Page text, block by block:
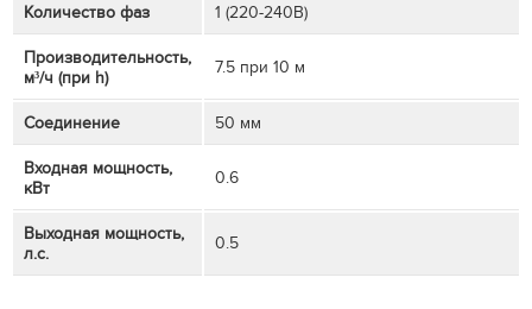
Количество фаз 1 (220-240В)
Производительность,
м³/ч (при h)
7.5 при 10 м
Соединение 50 мм
Входная мощность,
кВт
0.6
Выходная мощность,
л.с.
0.5